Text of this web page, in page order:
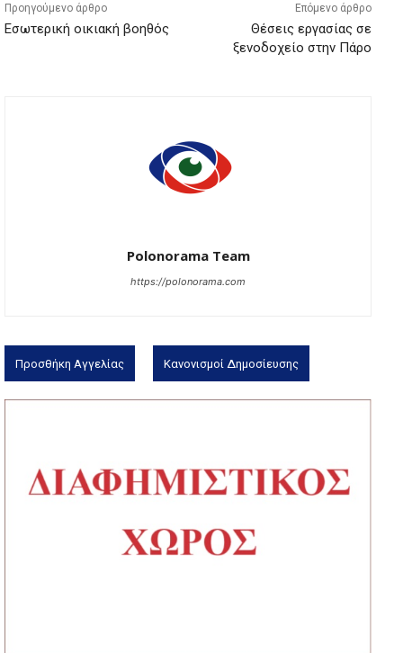
Προηγούμενο άρθρο
Εσωτερική οικιακή βοηθός
Επόμενο άρθρο
Θέσεις εργασίας σε
ξενοδοχείο στην Πάρο
Polonorama Team
https://polonorama.com
Προσθήκη Αγγελίας Κανονισμοί Δημοσίευσης